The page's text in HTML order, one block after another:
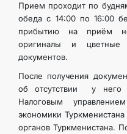
Прием проходит по
обеда с 14:00 по 16:00
прибытию на приём
оригиналы и цветные
документов.
После получения
об отсутствии у него
Налоговым
экономики
органов Туркменистана.